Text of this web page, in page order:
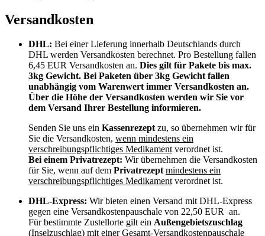
Versandkosten
DHL: Bei einer Lieferung innerhalb Deutschlands durch
DHL werden Versandkosten berechnet. Pro Bestellung fallen
6,45 EUR Versandkosten an. Dies gilt für Pakete bis max.
3kg Gewicht. Bei Paketen über 3kg Gewicht fallen
unabhängig vom Warenwert immer Versandkosten an.
Über die Höhe der Versandkosten werden wir Sie vor
dem Versand Ihrer Bestellung informieren.
Senden Sie uns ein Kassenrezeptzu, so übernehmen wir für
Sie die Versandkosten, wenn mindestens ein
verschreibungspflichtiges Medikamentverordnet ist.
Bei einem Privatrezept: Wir übernehmen die Versandkosten
für Sie, wenn auf dem Privatrezept mindestens ein
verschreibungspflichtiges Medikamentverordnet ist.
DHL-Express: Wir bieten einen Versand mit DHL-Express
gegen eine Versandkostenpauschale von 22,50 EUR an.
Für bestimmte Zustellorte gilt ein Außengebietszuschlag
(Inselzuschlag) mit einer Gesamt-Versandkostenpauschale